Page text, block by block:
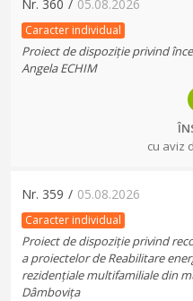
Nr. 360 / 05.08.2026
Caracter individual
Proiect de dispoziție privind
Angela ECHIM
cu aviz
Nr. 359 / 05.08.2026
Caracter individual
Proiect de dispoziție privind
a proiectelor de Reabilitare
rezidențiale multifamiliale din
Dâmbovița